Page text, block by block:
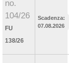
no.
104/26
FU
138/26
Scadenza:
07.08.2026